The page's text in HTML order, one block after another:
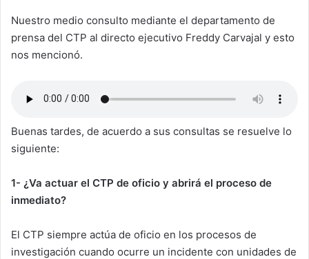
Nuestro medio consulto mediante el departamento de
prensa del CTP al directo ejecutivo Freddy Carvajal y esto
nos mencionó.
Buenas tardes, de acuerdo a sus consultas se resuelve lo
siguiente:
1- ¿Va actuar el CTP de oficio y abrirá el proceso de
inmediato?
El CTP siempre actúa de oficio en los procesos de
investigación cuando ocurre un incidente con unidades de